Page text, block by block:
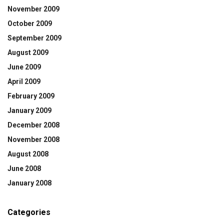
November 2009
October 2009
September 2009
August 2009
June 2009
April 2009
February 2009
January 2009
December 2008
November 2008
August 2008
June 2008
January 2008
Categories